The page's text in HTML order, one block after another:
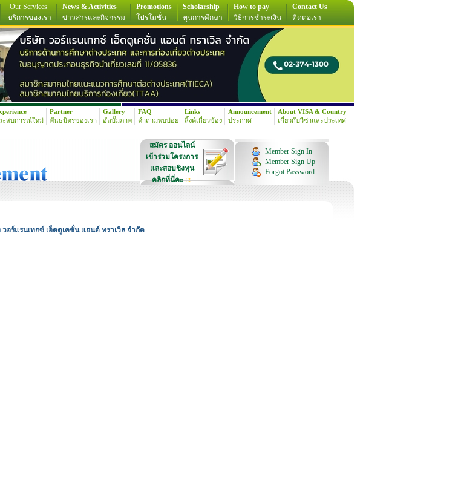
Our Services
บริการของเรา
News & Activities
ข่าวสารและกิจกรรม
Promotions
โปรโมชั่น
Scholarship
ทุนการศึกษา
How to pay
วิธีการชำระเงิน
Contact Us
ติดต่อเรา
ะสบการณ์ใหม่
Partner
พันธมิตรของเรา
Gallery
อัลบั้มภาพ
FAQ
คำถามพบบ่อย
Links
ลิ้งค์เกี่ยวข้อง
Announcement
ประกาศ
About VISA & Country
เกี่ยวกับวีซ่าและประเทศ
สมัคร ออนไลน์
เข้าร่วมโครงการ
และสอบชิงทุน
คลิกที่นี่คะ!!!
Member Sign In
Member Sign Up
Forgot Password
อร์แรนเทกซ์ เอ็ดดูเคชั่น แอนด์ ทราเวิล จำกัด